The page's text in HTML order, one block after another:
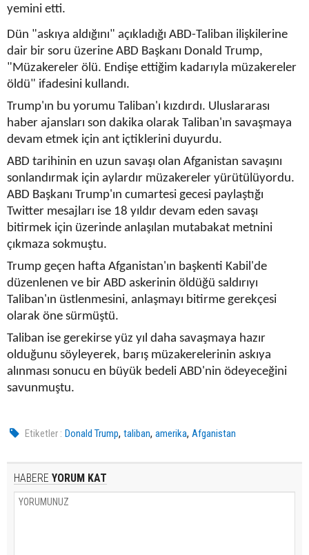
yemini etti.
Dün "askıya aldığını" açıkladığı ABD-Taliban ilişkilerine
dair bir soru üzerine ABD Başkanı Donald Trump,
"Müzakereler ölü. Endişe ettiğim kadarıyla müzakereler
öldü" ifadesini kullandı.
Trump'ın bu yorumu Taliban'ı kızdırdı. Uluslararası
haber ajansları son dakika olarak Taliban'ın savaşmaya
devam etmek için ant içtiklerini duyurdu.
ABD tarihinin en uzun savaşı olan Afganistan savaşını
sonlandırmak için aylardır müzakereler yürütülüyordu.
ABD Başkanı Trump'ın cumartesi gecesi paylaştığı
Twitter mesajları ise 18 yıldır devam eden savaşı
bitirmek için üzerinde anlaşılan mutabakat metnini
çıkmaza sokmuştu.
Trump geçen hafta Afganistan'ın başkenti Kabil'de
düzenlenen ve bir ABD askerinin öldüğü saldırıyı
Taliban'ın üstlenmesini, anlaşmayı bitirme gerekçesi
olarak öne sürmüştü.
Taliban ise gerekirse yüz yıl daha savaşmaya hazır
olduğunu söyleyerek, barış müzakerelerinin askıya
alınması sonucu en büyük bedeli ABD'nin ödeyeceğini
savunmuştu.
Etiketler : Donald Trump,taliban,amerika,Afganistan
HABERE YORUM KAT